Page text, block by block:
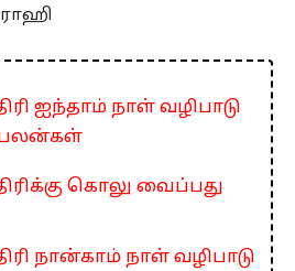
ஐந்தாம் நாள் வழிபாடு
பலன்கள்
கொலு வைப்பது
நான்காம் நாள் வழிபாடு